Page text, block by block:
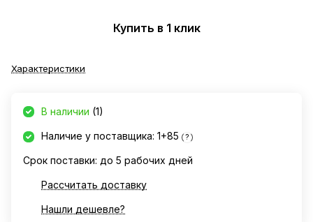
Купить в 1 клик
Характеристики
В наличии (1)
Наличие у поставщика: 1+85 ?
Срок поставки: до 5 рабочих дней
Рассчитать доставку
Нашли дешевле?